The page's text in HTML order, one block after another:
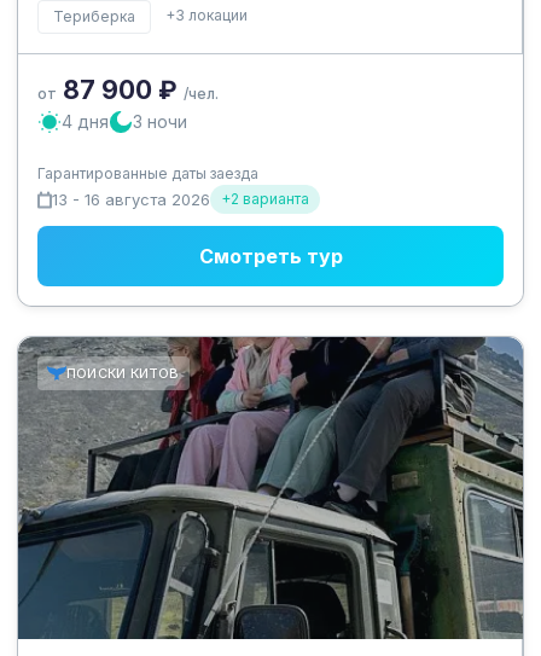
Ловозерские тундры, обзорная экскурсия по
Кольском!
Териберка +3 локации
от 87 900 ₽ /чел.
4 дня 3 ночи
Гарантированные даты заезда
13 - 16 августа 2026 +2 варианта
Смотреть тур
ПОИСКИ КИТОВ